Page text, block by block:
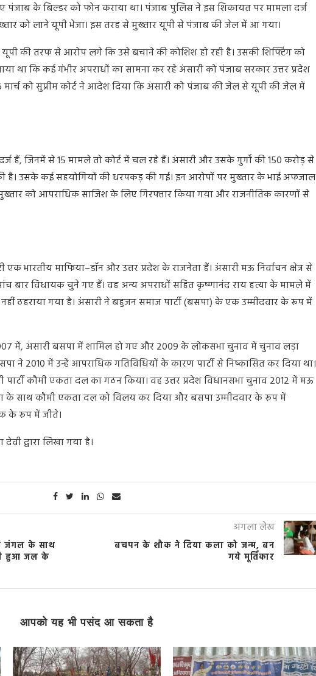
पंजाबकेबिल्डरकोफोनकरायाथा।पंजाबपुलिसनेइसशिकायतपरमामलादर्ज
कोलानेयूपीभेजा।इसतरहसेमुख्तारयूपीसेपंजाबकीजेलमेंआगया।
यूपीकीतरफसेआरोपलगेकिउसेबचानेकीकोशिशहोरहीहै।उसकीशिफ्टिंगको
थाकिकईगंभीरअपराधोंकासामनाकररहेअंसारीकोपंजाबसरकारउत्तरप्रदेश
मार्चकोसुप्रीमकोर्टनेआदेशदियाकिअंसारीकोपंजाबकीजेलसेयूपीकीजेलमें
हैं,जिनमेंसे15मामलेतोकोर्टमेंचलरहेहैं। अंसारीऔरउसकेगुर्गोंकी150करोड़से
है।उसकेकईसहयोगियोंकीधरपकड़कीगई।इनआरोपोंपरमुख्तारकेभाईअफजाल
कोआपराधिकसाजिशकेलिएगिरफ्तारकियागयाऔरराजनीतिककारणोंसे
एकभारतीयमाफिया–डॉनऔरउत्तरप्रदेशकेराजनेताहैं। अंसारीमऊनिर्वाचनक्षेत्रसे
बारविधायकचुनेगएहैं।वहअन्यअपराधोंसहितकृष्णानंदरायहत्याकेमामलेमें
नहींठहरायागयाहै। अंसारीनेबहुजनसमाजपार्टी(बसपा)केएकउम्मीदवारकेरूपमें
में, अंसारीबसपामेंशामिलहोगएऔर2009केलोकसभाचुनावमेंचुनावलड़ा
ने2010मेंउन्हेंआपराधिकगतिविधियोंकेकारणपार्टीसेनिष्कासितकरदियाथा।
पार्टीकौमीएकतादलकागठनकिया।वहउत्तरप्रदेशविधानसभाचुनाव2012मेंमऊ
केसाथकौमीएकतादलकोविलयकरदियाऔरबसपाउम्मीदवारकेरूपमें
केरूपमेंजीते।
देवीद्वारालिखागयाहै।
जंगल के साथ
हुआ जल के
अगला लेख
बचपन के शौक ने दिया कला को जन्म, बन
गये मूर्तिकार
आपको यह भी पसंद आ सकता है